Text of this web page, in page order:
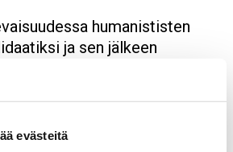
evästeitä
humanististen
ja sen jälkeen
ja toivottavasti
pian pääsisin tekemään